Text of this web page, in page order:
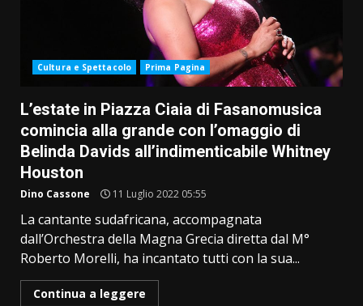
Cultura e Spettacolo Prima Pagina
L’estate in Piazza Ciaia di Fasanomusica
comincia alla grande con l’omaggio di
Belinda Davids all’indimenticabile Whitney
Houston
Dino Cassone 11 Luglio 2022 05:55
La cantante sudafricana, accompagnata
dall’Orchestra della Magna Grecia diretta dal M°
Roberto Morelli, ha incantato tutti con la sua...
Continua a leggere